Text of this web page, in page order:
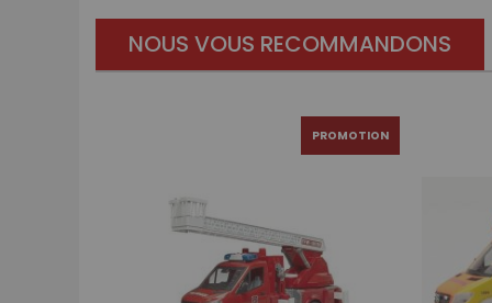
NOUS VOUS RECOMMANDONS
PROMOTION